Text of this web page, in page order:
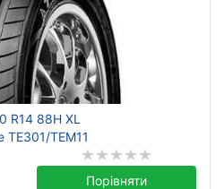
R14 88H XL
TE301/TEM11
Порівняти